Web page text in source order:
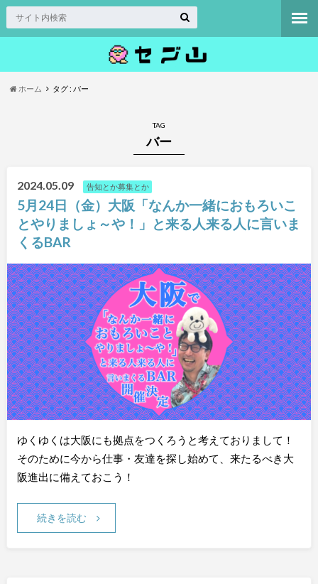
ホーム タグ : バー
TAG
バー
2024.05.09 告知とか募集とか
5月24日（金）大阪「なんか一緒におもろいこ
とやりましょ～や！」と来る人来る人に言いま
くるBAR
ゆくゆくは大阪にも拠点をつくろうと考えておりまして！
そのために今から仕事・友達を探し始めて、来たるべき大
阪進出に備えておこう！
続きを読む